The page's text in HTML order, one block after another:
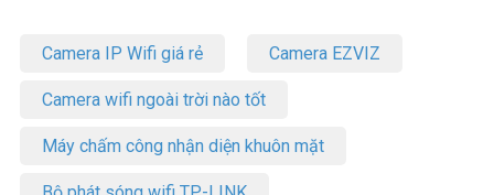
Camera IP Wifi giá rẻ Camera EZVIZ
Camera wifi ngoài trời nào tốt
Máy chấm công nhận diện khuôn mặt